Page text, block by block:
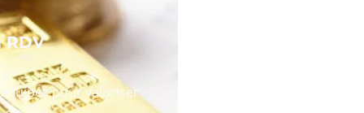
RDV
pour valoriser